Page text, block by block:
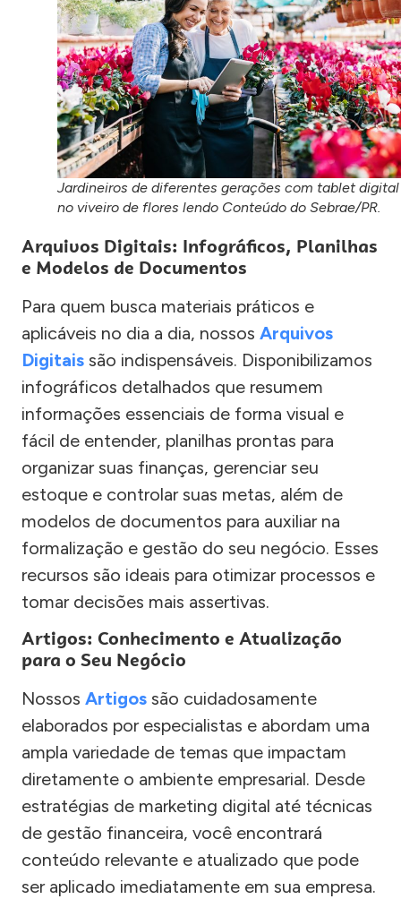
Jardineiros de diferentes gerações com tablet digital
no viveiro de flores lendo Conteúdo do Sebrae/PR.
Arquivos Digitais: Infográficos, Planilhas
e Modelos de Documentos
Para quem busca materiais práticos e
aplicáveis no dia a dia, nossos Arquivos
Digitais são indispensáveis. Disponibilizamos
infográficos detalhados que resumem
informações essenciais de forma visual e
fácil de entender, planilhas prontas para
organizar suas finanças, gerenciar seu
estoque e controlar suas metas, além de
modelos de documentos para auxiliar na
formalização e gestão do seu negócio. Esses
recursos são ideais para otimizar processos e
tomar decisões mais assertivas.
Artigos: Conhecimento e Atualização
para o Seu Negócio
Nossos Artigos são cuidadosamente
elaborados por especialistas e abordam uma
ampla variedade de temas que impactam
diretamente o ambiente empresarial. Desde
estratégias de marketing digital até técnicas
de gestão financeira, você encontrará
conteúdo relevante e atualizado que pode
ser aplicado imediatamente em sua empresa.